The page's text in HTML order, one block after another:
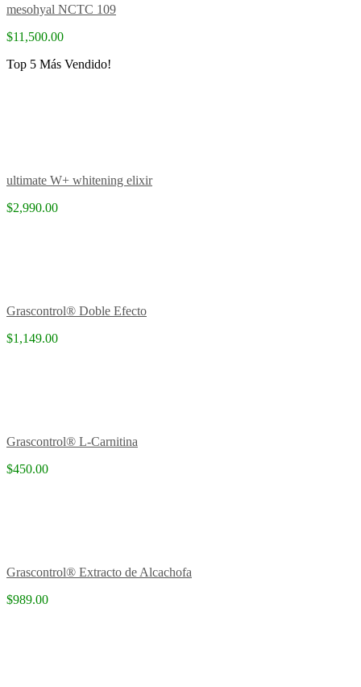
mesohyal NCTC 109
$11,500.00
Top 5 Más Vendido!
ultimate W+ whitening elixir
$2,990.00
Grascontrol® Doble Efecto
$1,149.00
Grascontrol® L-Carnitina
$450.00
Grascontrol® Extracto de Alcachofa
$989.00